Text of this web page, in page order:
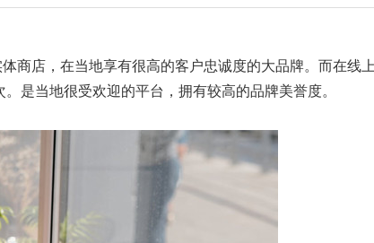
商店，在当地享有很高的客户忠诚度的大品牌。而在线
是当地很受欢迎的平台，拥有较高的品牌美誉度。